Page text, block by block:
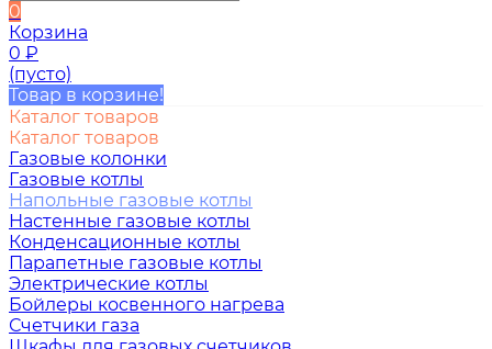
0
Корзина
0 ₽
(пусто)
Товар в корзине!
Каталог товаров
Каталог товаров
Газовые колонки
Газовые котлы
Напольные газовые котлы
Настенные газовые котлы
Конденсационные котлы
Парапетные газовые котлы
Электрические котлы
Бойлеры косвенного нагрева
Счетчики газа